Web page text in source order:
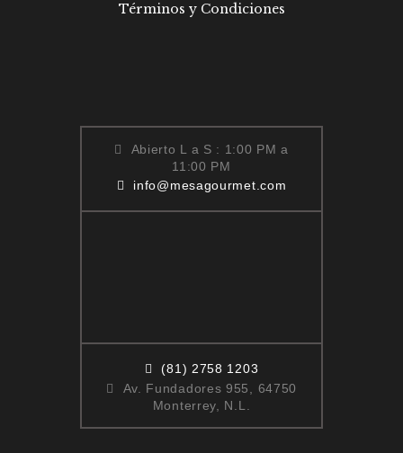
Términos y Condiciones
Abierto L a S : 1:00 PM a
11:00 PM
info@mesagourmet.com
(81) 2758 1203
Av. Fundadores 955, 64750
Monterrey, N.L.